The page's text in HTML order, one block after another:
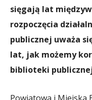
sięgają lat
rozpoczęcia
publicznej uważa
lat, jak możemy
biblioteki